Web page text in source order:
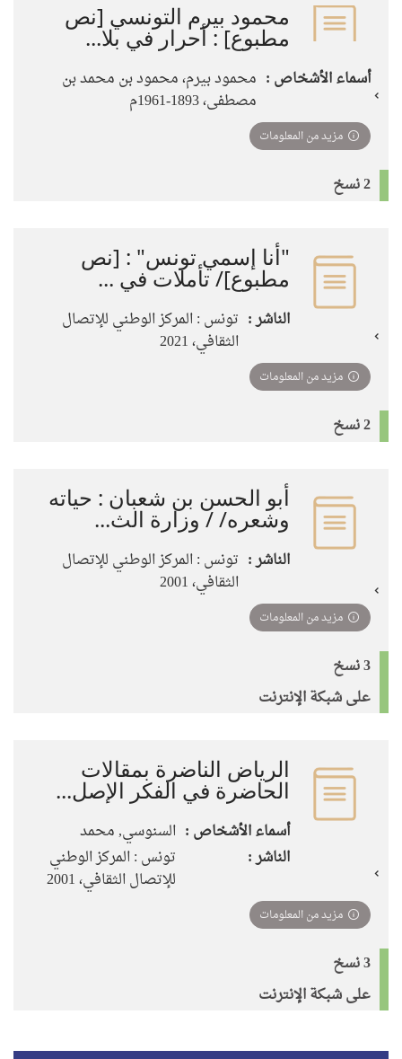
محمود بيرم التونسي [نص
مطبوع] : أحرار في بلا...
أسماء الأشخاص : محمود بيرم، محمود بن محمد بن
مصطفى، 1893-1961م
مزيد من المعلومات
2 نسخ
"أنا إسمي تونس" : ‏[نص
مطبوع]‏‏/ ‏تأملات في ...
الناشر : تونس : المركز الوطني للإتصال
الثقافي‏، ‏2021
مزيد من المعلومات
2 نسخ
أبو الحسن بن شعبان : حياته
وشعره/ / وزارة الث...
الناشر : تونس : المركز الوطني للإتصال
الثقافي، 2001
مزيد من المعلومات
3 نسخ
على شبكة الإنترنت
الرياض الناضرة بمقالات
الحاضرة في الفكر الإصل...
أسماء الأشخاص : السنوسي, محمد
الناشر :
تونس : المركز الوطني
للإتصال الثقافي، 2001
مزيد من المعلومات
3 نسخ
على شبكة الإنترنت